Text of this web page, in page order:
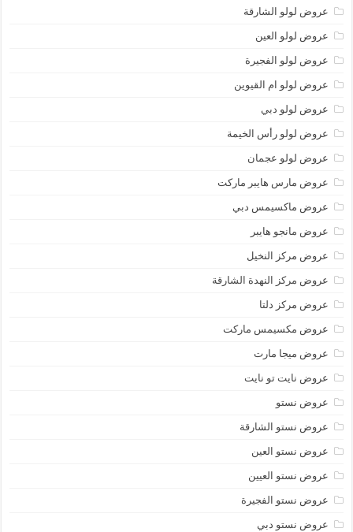
عروض لولو الشارقة
عروض لولو العين
عروض لولو الفجيرة
عروض لولو ام القيوين
عروض لولو دبي
عروض لولو رأس الخيمة
عروض لولو عجمان
عروض مارس هايبر ماركت
عروض ماكسيمس دبي
عروض مانجو هايبر
عروض مركز النخيل
عروض مركز النهدة الشارقة
عروض مركز دلتا
عروض مكسيمس ماركت
عروض ميجا مارت
عروض نايت تو نايت
عروض نستو
عروض نستو الشارقة
عروض نستو العين
عروض نستو العيين
عروض نستو الفجيرة
عروض نستو دبي